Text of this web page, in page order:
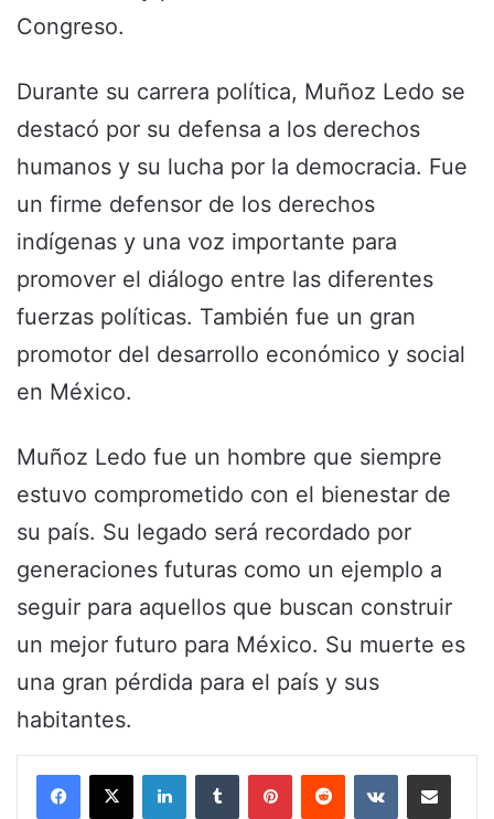
Congreso.
Durante su carrera política, Muñoz Ledo se
destacó por su defensa a los derechos
humanos y su lucha por la democracia. Fue
un firme defensor de los derechos
indígenas y una voz importante para
promover el diálogo entre las diferentes
fuerzas políticas. También fue un gran
promotor del desarrollo económico y social
en México.
Muñoz Ledo fue un hombre que siempre
estuvo comprometido con el bienestar de
su país. Su legado será recordado por
generaciones futuras como un ejemplo a
seguir para aquellos que buscan construir
un mejor futuro para México. Su muerte es
una gran pérdida para el país y sus
habitantes.